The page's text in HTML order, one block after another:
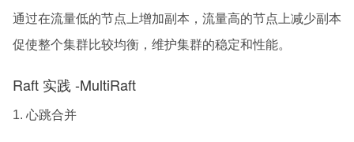
通过在流量低的节点上增加副本，流量高的节点上减少副本
促使整个集群比较均衡，维护集群的稳定和性能。
Raft 实践 -MultiRaft
1. 心跳合并